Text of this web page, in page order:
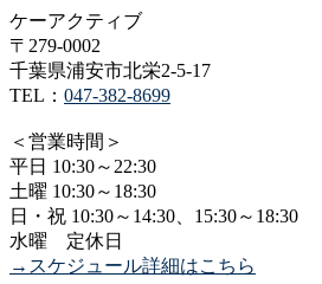
ケーアクティブ
〒279-0002
千葉県浦安市北栄2-5-17
TEL： 047-382-8699
＜営業時間＞
平日 10:30～22:30
土曜 10:30～18:30
日・祝 10:30～14:30、15:30～18:30
水曜 定休日
→スケジュール詳細はこちら